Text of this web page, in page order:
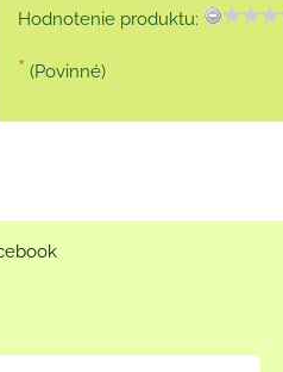
Hodnotenie produktu:
* (Povinné)